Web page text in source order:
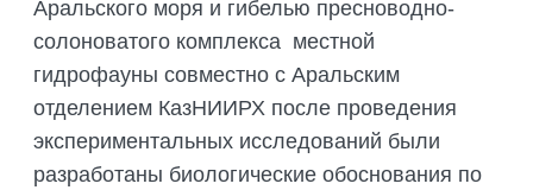
Аральского моря и гибелью пресноводно-
солоноватого комплекса местной
гидрофауны совместно с Аральским
отделением КазНИИРХ после проведения
экспериментальных исследований были
разработаны биологические обоснования по